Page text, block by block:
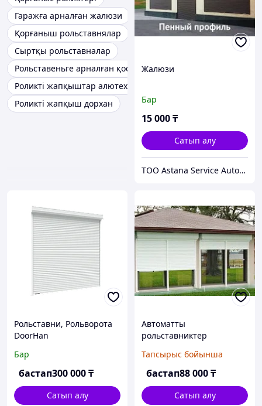
Гаражға арналған жалюзи
Қорғаныш рольставнялар
Сыртқы рольставналар
Рольставеньге арналған қосалқы бөлшектер
Роликті жапқыштар алютех
Роликті жапқыш дорхан
Жалюзи
Бар
15 000₸
Сатып алу
ТОО Astana Service Automatic
Рольставни, Рольворота
DoorHan
Бар
бастап300 000₸
Сатып алу
Автоматты
рольставниктер
Тапсырыс бойынша
бастап88 000₸
Сатып алу